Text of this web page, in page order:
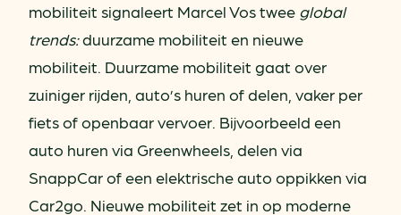
mobiliteit signaleert Marcel Vos twee global
trends:duurzame mobiliteit en nieuwe
mobiliteit. Duurzame mobiliteit gaat over
zuiniger rijden, auto’s huren of delen, vaker per
fiets of openbaar vervoer. Bijvoorbeeld een
auto huren via Greenwheels, delen via
SnappCar of een elektrische auto oppikken via
Car2go. Nieuwe mobiliteit zet in op moderne